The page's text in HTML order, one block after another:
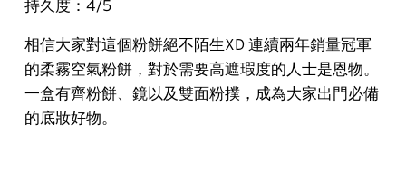
持久度：4/5
相信大家對這個粉餅絕不陌生XD 連續兩年銷量冠軍
的柔霧空氣粉餅，對於需要高遮瑕度的人士是恩物。
一盒有齊粉餅、鏡以及雙面粉撲，成為大家出門必備
的底妝好物。